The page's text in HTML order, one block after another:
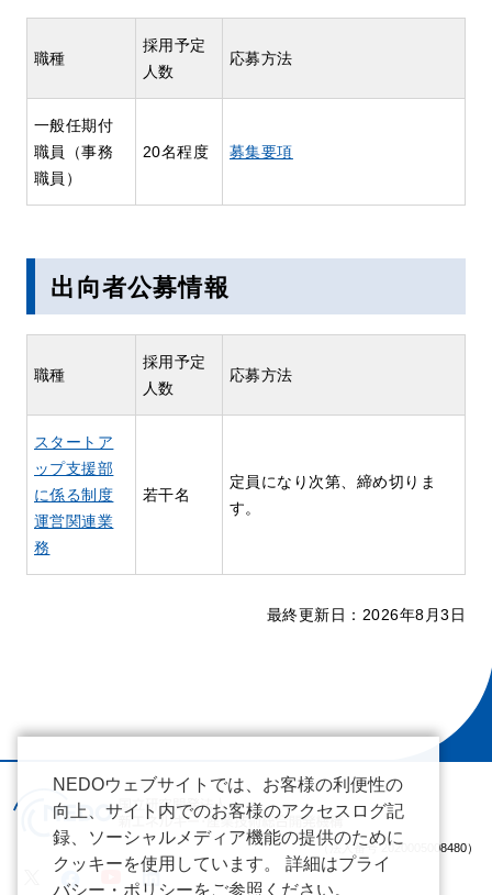
職種
採用予定
人数
応募方法
一般任期付
職員（事務
職員）
20名程度 募集要項
出向者公募情報
職種
採用予定
人数
応募方法
スタートア
ップ支援部
に係る制度
運営関連業
務
若干名
定員になり次第、締め切りま
す。
最終更新日：2026年8月3日
（法人番号 2020005008480）
NEDOウェブサイトでは、お客様の利便性の
向上、サイト内でのお客様のアクセスログ記
録、ソーシャルメディア機能の提供のために
クッキーを使用しています。 詳細はプライ
バシー・ポリシーをご参照ください。